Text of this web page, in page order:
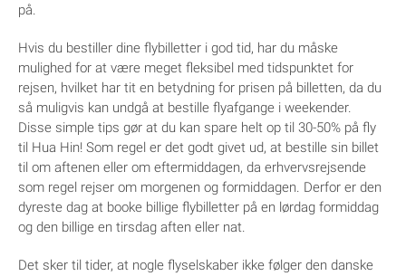
på.
Hvis du bestiller dine flybilletter i god tid, har du måske
mulighed for at være meget fleksibel med tidspunktet for
rejsen, hvilket har tit en betydning for prisen på billetten, da du
så muligvis kan undgå at bestille flyafgange i weekender.
Disse simple tips gør at du kan spare helt op til 30-50% på fly
til Hua Hin! Som regel er det godt givet ud, at bestille sin billet
til om aftenen eller om eftermiddagen, da erhvervsrejsende
som regel rejser om morgenen og formiddagen. Derfor er den
dyreste dag at booke billige flybilletter på en lørdag formiddag
og den billige en tirsdag aften eller nat.
Det sker til tider, at nogle flyselskaber ikke følger den danske